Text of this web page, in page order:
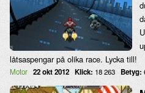
låtsaspengar på olika race. Lycka till!
Motor 22 okt 2012 Klick: 18 263 Betyg: